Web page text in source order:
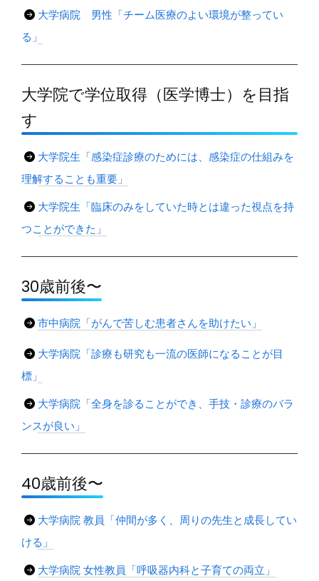
大学病院 男性「チーム医療のよい環境が整ってい
る」
大学院で学位取得（医学博士）を目指
す
大学院生「感染症診療のためには、感染症の仕組みを
理解することも重要」
大学院生「臨床のみをしていた時とは違った視点を持
つことができた」
30歳前後〜
市中病院「がんで苦しむ患者さんを助けたい」
大学病院「診療も研究も一流の医師になることが目
標」
大学病院「全身を診ることができ、手技・診療のバラ
ンスが良い」
40歳前後〜
大学病院 教員「仲間が多く、周りの先生と成長してい
ける」
大学病院 女性教員「呼吸器内科と子育ての両立」